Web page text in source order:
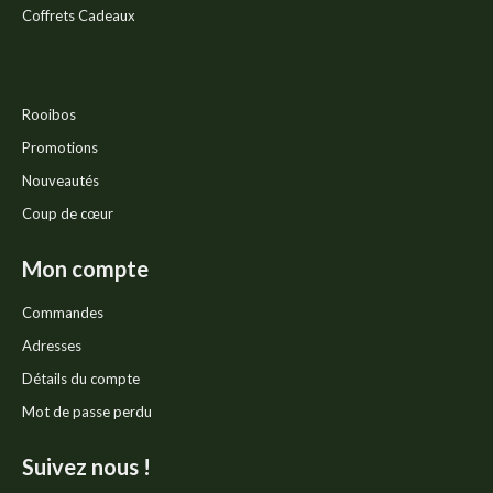
Coffrets Cadeaux
Rooibos
Promotions
Nouveautés
Coup de cœur
Mon compte
Commandes
Adresses
Détails du compte
Mot de passe perdu
Suivez nous !